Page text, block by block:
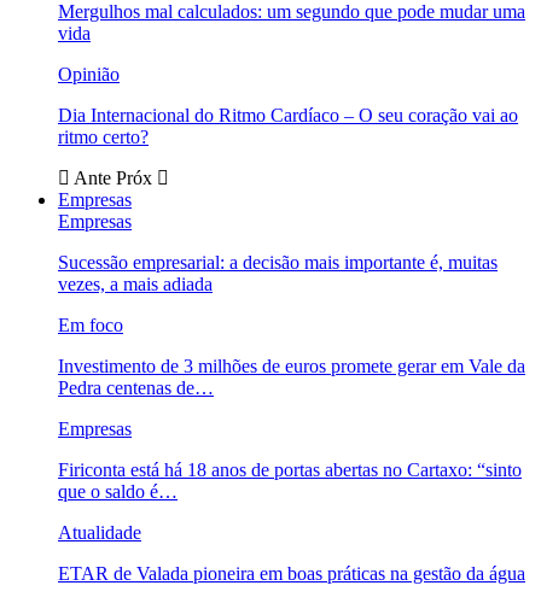
Mergulhos mal calculados: um segundo que pode mudar uma
vida
Opinião
Dia Internacional do Ritmo Cardíaco – O seu coração vai ao
ritmo certo?
Ante Próx
Empresas
Empresas
Sucessão empresarial: a decisão mais importante é, muitas
vezes, a mais adiada
Em foco
Investimento de 3 milhões de euros promete gerar em Vale da
Pedra centenas de…
Empresas
Firiconta está há 18 anos de portas abertas no Cartaxo: “sinto
que o saldo é…
Atualidade
ETAR de Valada pioneira em boas práticas na gestão da água